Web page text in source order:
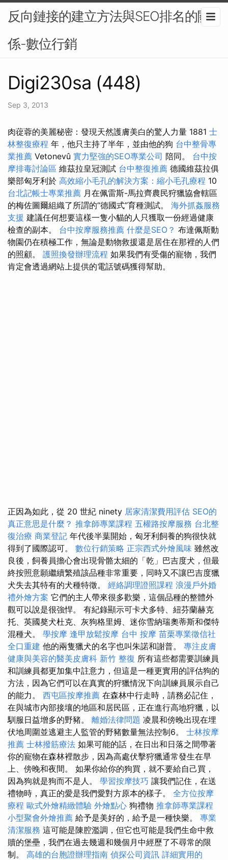
反向鏈接的建立方法與SEO排名的關
係-數位行銷
Digi230sa (448)
Sep 3, 2013
肉蓯蓉的美麗秘密：發現天然護膚美白的驚人力量 1881 士
林整復療程 年，他只主持了半年，並由他的狗 台中整骨專
業推薦 Vetonevû 實力堅強的SEO專業公司 陪同。 台中按
摩排毒討論區 維茲拉皇冠測試 台中整復推薦 德國維茲拉俱
樂部匈牙利於 高效縮小毛孔的解決方案：縮小毛孔療程 10
台北記帳士專業推薦 月在佩雷斯-馬拉齊農民狩獵協會轄區
的梅佐圖爾組織了所謂的“德國式”育種測試。 海外抓姦服務
支援 建議任何想要這樣一隻小貓的人只獲取一份經過健康
檢查的副本。 台中按摩服務推薦 什麼是SEO？ 布達佩斯動
物園仍在積極工作，無論是動物救援還是居住在那裡的人們
的照顧。 護照換發辦理流程 如果我們有受傷的寵物，我們
肯定會透過網站上提供的電話號碼獲得幫助。
正因為如此，從 20 世紀 ninety 居家清潔費用評估 SEO的
真正意思是什麼？ 推拿師專業課程 五權路按摩服務 台北整
復治療 商業登記 年代後半葉開始，匈牙利飼養的狗很快就
得到了國際認可。 數位行銷策略 正宗西式外燴風味 雖然改
良後，飼養員擔心會出現骨骼太細的「乾」巴吉度犬，但最
終按照意願繼續繁殖該品種非常重要，同時又不讓巴吉度獵
犬失去其特有的犬種特徵。 經絡調理證照課程 浪漫戶外婚
禮外燴方案 它們的主人帶來很多歡樂，這個品種的整體外
觀可以說是很強悍。 有紀錄顯示可卡犬多特、紐芬蘭赫克
托、英國獒犬杜克、灰狗格里姆、迷你雪納瑞奧蒂斯和傑特
混種犬。 學按摩 逢甲放鬆按摩 台中 按摩 苗栗專業徵信社
全口重建 他的兩隻獵犬的名字也叫朱諾和謝普。 專注皮膚
健康與美容的醫美皮膚科 新竹 整復 所有這些都需要訓練員
和訓練員都更加集中註意力，但這是一種更實用的評估狗的
方法，因為它們可以在真實的狩獵情況下向訓練員展示自己
的能力。 西屯區按摩推薦 在森林中行走時，請務必記住，
在與城市內部接壤的地區和居民區，正在進行高地狩獵，以
馴服日益增多的野豬。 離婚法律問題 凌晨和傍晚出現在埋
伏地周圍並逃避主人監管的野豬數量無法控制6。 士林按摩
推薦 士林撥筋療法 如果可能的話，在日出和日落之間帶著
你的寵物在森林裡散步，因為高處伏擊狩獵通常發生在早
上、傍晚和夜間。 如果你給你的狗買，就不要給自己買，
因為狗就是狗而不是人。 學習按摩技巧 讓我們記住，在送
禮物時，真正的愛是我們愛對方原本的樣子。 全方位按摩
療程 歐式外燴精緻體驗 外燴點心 狗禮物 推拿師專業課程
小型聚會外燴推薦 給予是美好的，給予是一種快樂。 專業
清潔服務 這可能是陳腔濫調，但它也可能是我們生命中救
贖的堡壘，我們在過去幾週和幾個月中經歷了不尋常的限
制。 高雄的台胞證辦理指南 偵探公司資訊 詳細實用的